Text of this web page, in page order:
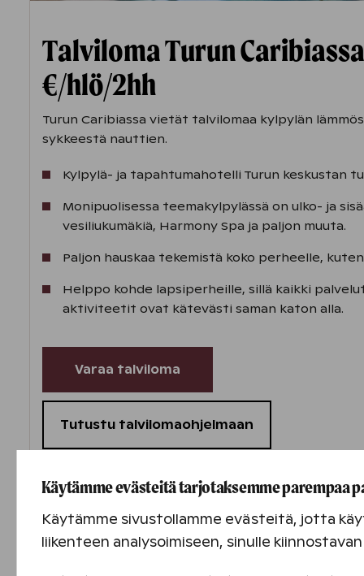
Talviloma Turun
€/hlö/2hh
Turun Caribiassa vietät talvilomaa kylpylän
sykkeestä nauttien.
Kylpylä- ja tapahtumahotelli Turun keskustan
Monipuolisessa teemakylpylässä on ulko- ja
vesiliukumäkiä, Harmony Spa ja paljon muuta.
Paljon hauskaa tekemistä koko perheelle,
Helppo kohde lapsiperheille, sillä kaikki
aktiviteetit ovat kätevästi saman katon alla.
Varaa talviloma
Tutustu talvilomaohjelmaan
Vinkkejä talvilomaan Turussa
Käytämme evästeitä tarjotaksemme parempaa
Käytämme sivustollamme evästeitä, jotta
liikenteen analysoimiseen, sinulle